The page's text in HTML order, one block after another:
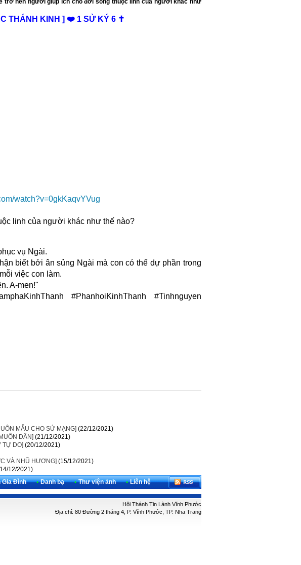
trở nên người giúp ích cho đời sống thuộc linh của người khác như
THÁNH KINH ] ❤️ 1 SỬ KÝ 6 ✝️
watch?v=0gkKaqvYVug
linh của người khác như thế nào?
vụ Ngài.
biết bởi ân sủng Ngài mà con có thể dự phần trong
việc con làm.
A-men!"
#PhanhoiKinhThanh #Tinhnguyen
MẪU CHO SỨ MẠNG] (22/12/2021)
DÂN] (21/12/2021)
TỰ DO] (20/12/2021)
VÀ NHŨ HƯƠNG] (15/12/2021)
12/2021)
Gia Đình • Danh bạ • Thư viện ảnh • Liên hệ
Hội Thánh Tin Lành Vĩnh Phước
Địa chỉ: 80 Đường 2 tháng 4, P. Vĩnh Phước, TP. Nha Trang